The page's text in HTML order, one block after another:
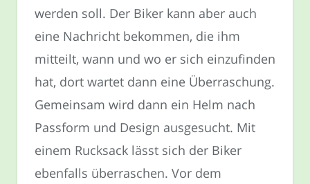
werden soll. Der Biker kann aber auch
eine Nachricht bekommen, die ihm
mitteilt, wann und wo er sich einzufinden
hat, dort wartet dann eine Überraschung.
Gemeinsam wird dann ein Helm nach
Passform und Design ausgesucht. Mit
einem Rucksack lässt sich der Biker
ebenfalls überraschen. Vor dem